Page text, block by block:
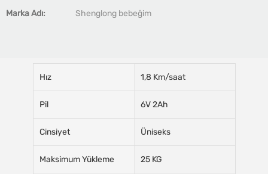
Marka Adı: Shenglong bebeğim
Hız 1,8 Km/saat
Pil 6V 2Ah
Cinsiyet Üniseks
Maksimum Yükleme 25 KG